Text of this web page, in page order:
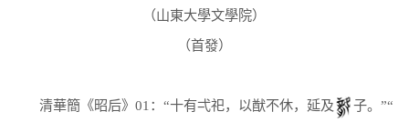
（山東大學文學院）
（首發）
清華簡《昭后》01：“十有弌祀，以猷不休，延及 子。”“